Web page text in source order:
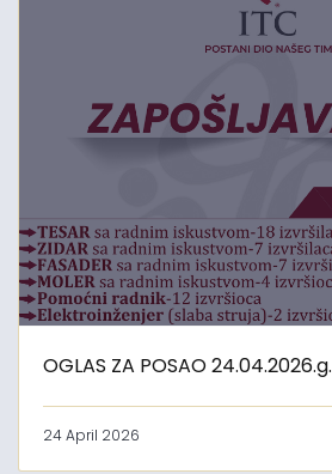
OGLAS ZA POSAO 24.04.2026.g.
24 April 2026